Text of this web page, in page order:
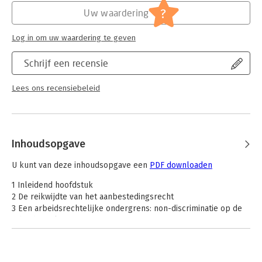
Aanbesteding [Europese aanbesteding]
Schrijf een recensie
Lees ons recensiebeleid
Uw waardering ?
Log in om uw waardering te geven
Inhoudsopgave
U kunt van deze inhoudsopgave een PDF downloaden
1 Inleidend hoofdstuk
2 De reikwijdte van het aanbestedingsrecht
3 Een arbeidsrechtelijke ondergrens: non-discriminatie op de
4 Uitsluiting bij schending van het non-discriminatiebeginsel